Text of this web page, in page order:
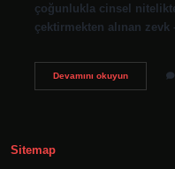
çoğunlukla cinsel
çektirmekten alınan zevk
Devamını okuyunCinsellikte
Sitemap